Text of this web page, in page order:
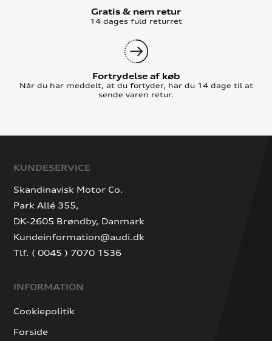
Gratis & nem retur
14 dages fuld returret
Fortrydelse af køb
Når du har meddelt, at du fortyder, har du 14 dage til at
sende varen retur.
KUNDESERVICE
Skandinavisk Motor Co.
Park Allé 355,
DK-2605 Brøndby, Danmark
Kundeinformation@audi.dk
Tlf. ( 0045 ) 7070 1536
INFORMATION
Cookiepolitik
Forside